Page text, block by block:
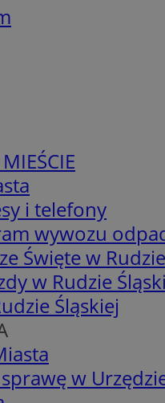
i telefony
wywozu
Święte w
w Rudzie
Śląskiej
sprawę w